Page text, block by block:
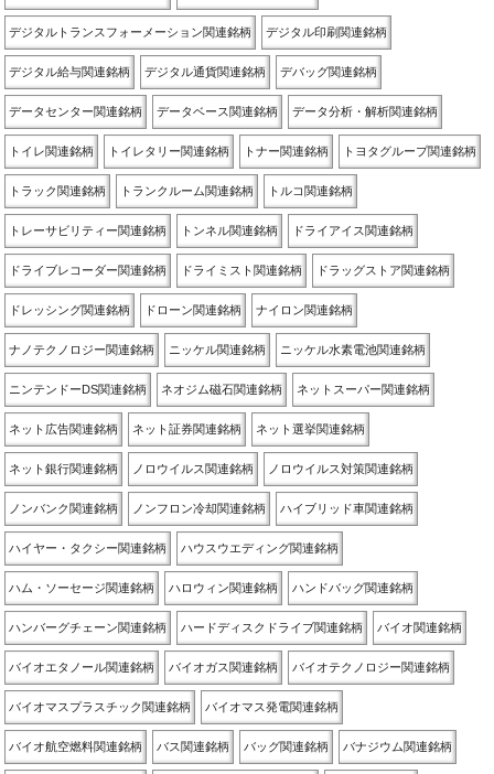
デジタルトランスフォーメーション関連銘柄 デジタル印刷関連銘柄
デジタル給与関連銘柄 デジタル通貨関連銘柄 デバッグ関連銘柄
データセンター関連銘柄 データベース関連銘柄 データ分析・解析関連銘柄
トイレ関連銘柄 トイレタリー関連銘柄 トナー関連銘柄 トヨタグループ関連銘柄
トラック関連銘柄 トランクルーム関連銘柄 トルコ関連銘柄
トレーサビリティー関連銘柄 トンネル関連銘柄 ドライアイス関連銘柄
ドライブレコーダー関連銘柄 ドライミスト関連銘柄 ドラッグストア関連銘柄
ドレッシング関連銘柄 ドローン関連銘柄 ナイロン関連銘柄
ナノテクノロジー関連銘柄 ニッケル関連銘柄 ニッケル水素電池関連銘柄
ニンテンドーDS関連銘柄 ネオジム磁石関連銘柄 ネットスーパー関連銘柄
ネット広告関連銘柄 ネット証券関連銘柄 ネット選挙関連銘柄
ネット銀行関連銘柄 ノロウイルス関連銘柄 ノロウイルス対策関連銘柄
ノンバンク関連銘柄 ノンフロン冷却関連銘柄 ハイブリッド車関連銘柄
ハイヤー・タクシー関連銘柄 ハウスウエディング関連銘柄
ハム・ソーセージ関連銘柄 ハロウィン関連銘柄 ハンドバッグ関連銘柄
ハンバーグチェーン関連銘柄 ハードディスクドライブ関連銘柄 バイオ関連銘柄
バイオエタノール関連銘柄 バイオガス関連銘柄 バイオテクノロジー関連銘柄
バイオマスプラスチック関連銘柄 バイオマス発電関連銘柄
バイオ航空燃料関連銘柄 バス関連銘柄 バッグ関連銘柄 バナジウム関連銘柄